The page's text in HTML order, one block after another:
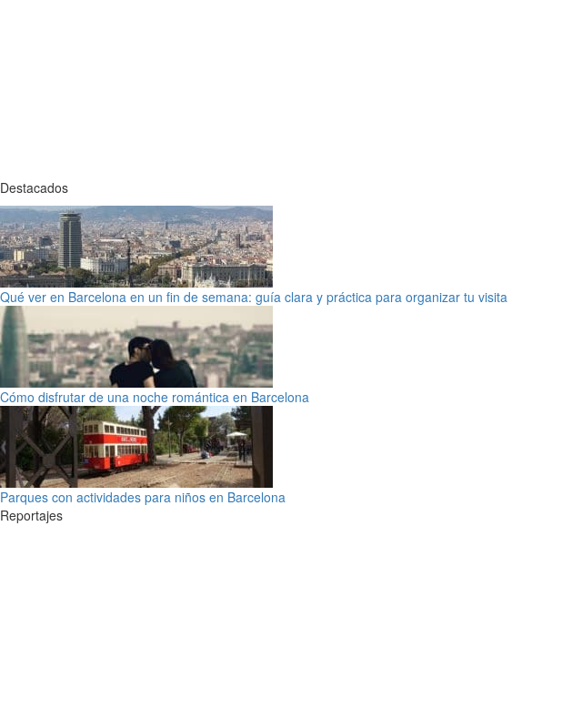
Destacados
Qué ver en Barcelona en un fin de semana: guía clara y práctica para organizar tu visita
Cómo disfrutar de una noche romántica en Barcelona
Parques con actividades para niños en Barcelona
Reportajes